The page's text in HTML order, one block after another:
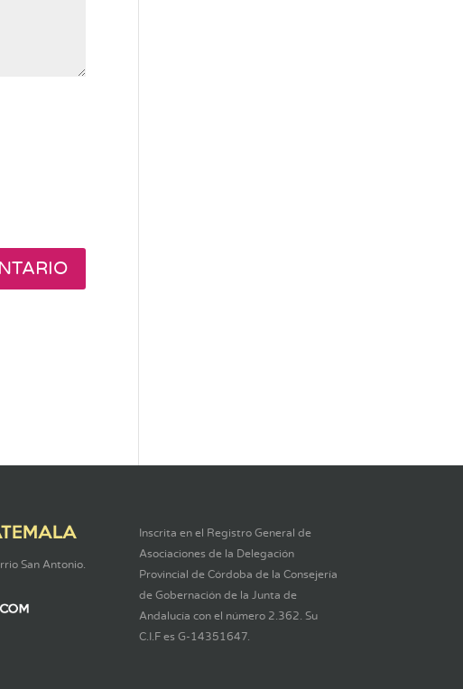
San Antonio.
Inscrita en el Registro General de
Asociaciones de la Delegación
Provincial de Córdoba de la Consejería
de Gobernación de la Junta de
Andalucía con el número 2.362. Su
C.I.F es G-14351647.